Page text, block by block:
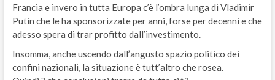
Francia e invero in tutta Europa c’è l’ombra lunga di Vladimir
Putin che le ha sponsorizzate per anni, forse per decenni e che
adesso spera di trar profitto dall’investimento.
Insomma, anche uscendo dall’angusto spazio politico dei
confini nazionali, la situazione è tutt’altro che rosea.